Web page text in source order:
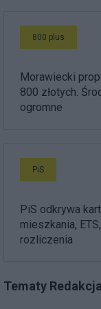
800 plus
Morawiecki
800 złotych.
ogromne
PiS
PiS odkrywa
mieszkania,
rozliczenia
Tematy Redakcja